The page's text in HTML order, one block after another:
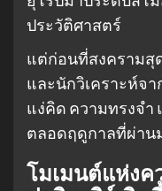
ประวัติศาสตร์
แต่ก่อนที่สงครามสุ
และนักวิเคราะห์จ
แง่คิด ความทรงจำ
ตลอดฤดูกาลที่ผ่าน
โมเมนต์แห่งค